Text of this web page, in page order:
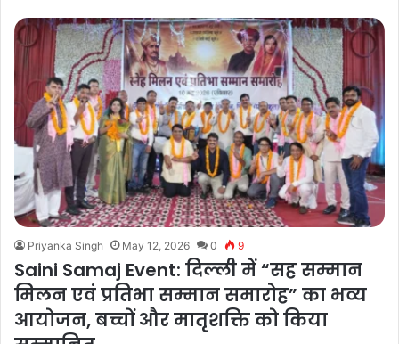
Priyanka Singh May 12, 2026 0 9
Saini Samaj Event: दिल्ली में “सह सम्मान
मिलन एवं प्रतिभा सम्मान समारोह” का भव्य
आयोजन, बच्चों और मातृशक्ति को किया